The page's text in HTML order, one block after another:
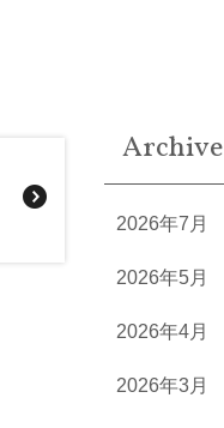
Archive
2026年7月
2026年5月
2026年4月
2026年3月